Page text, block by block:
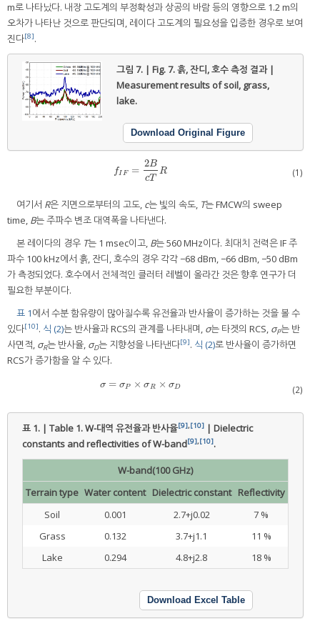
m로 나타났다. 내장 고도계의 부정확성과 상공의 바람 등의 영향으로 1.2 m의
오차가 나타난 것으로 판단되며, 레이다 고도계의 필요성을 입증한 경우로 보여
진다[8].
그림 7. | Fig. 7.흙, 잔디, 호수 측정 결과 |
Measurement results of soil, grass,
lake.
Download Original Figure
fI F =
2B
cT
R
fIF =2 BcTR (1)
여기서 R은 지면으로부터의 고도, c는 빛의 속도, T는 FMCW의 sweep
time, B는 주파수 변조 대역폭을 나타낸다.
본 레이다의 경우 T는 1 msec이고, B는 560 MHz이다. 최대치 전력은 IF 주
파수 100 kHz에서 흙, 잔디, 호수의 경우 각각 −68 dBm, −66 dBm, −50 dBm
가 측정되었다. 호수에서 전체적인 클러터 레벨이 올라간 것은 향후 연구가 더
필요한 부분이다.
표 1에서 수분 함유량이 많아질수록 유전율과 반사율이 증가하는 것을 볼 수
있다[10]. 식 (2)는 반사율과 RCS의 관계를 나타내며, σ는 타겟의 RCS, σP는 반
사면적, σR는 반사율, σD는 지향성을 나타낸다[9]. 식 (2)로 반사율이 증가하면
RCS가 증가함을 알 수 있다.
σ = σP × σR × σD
σ =σP ×σR×σD (2)
표 1. | Table 1.W-대역 유전율과 반사율[9],[10] | Dielectric
constants and reflectivities of W-band[9],[10].
W-band(100 GHz)
Terrain type Water content Dielectric constant Reflectivity
Soil
0.001 2.7+j0.02
7 %
Grass
0.132 3.7+j1.1
11 %
Lake
0.294 4.8+j2.8 18 %
Download Excel Table